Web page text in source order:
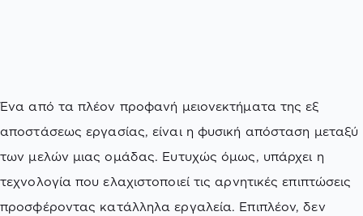
Ένα από τα πλέον προφανή μειονεκτήματα της εξ
αποστάσεως εργασίας, είναι η φυσική απόσταση μεταξύ
των μελών μιας ομάδας. Ευτυχώς όμως, υπάρχει η
τεχνολογία που ελαχιστοποιεί τις αρνητικές επιπτώσεις
προσφέροντας κατάλληλα εργαλεία. Επιπλέον, δεν